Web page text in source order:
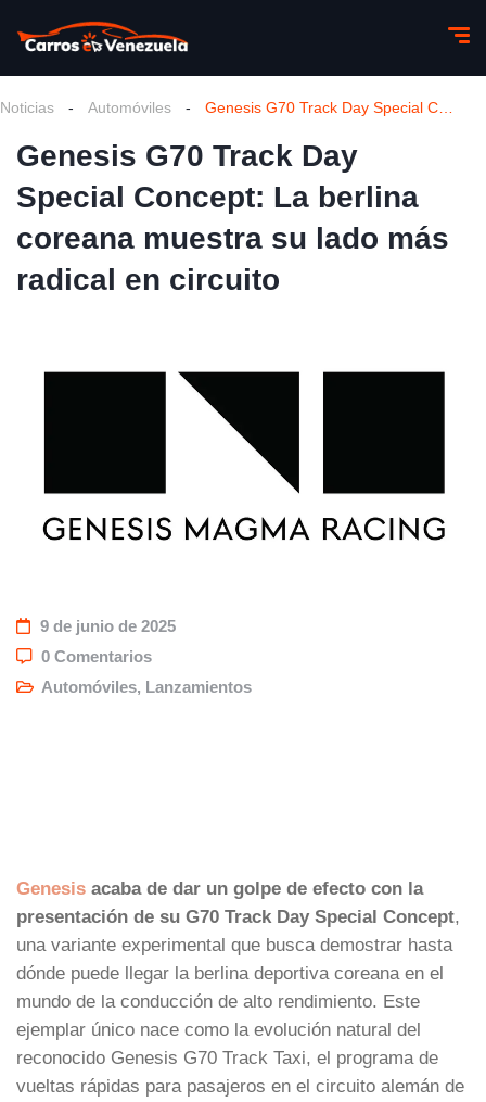
Noticias - Automóviles -
Genesis G70 Track Day
Special Concept: La berlina
coreana muestra su lado más
radical en circuito
9 de junio de 2025
0 Comentarios
Automóviles, Lanzamientos
Genesis acaba de dar un golpe de efecto con la
presentación de su G70 Track Day Special Concept,
una variante experimental que busca demostrar hasta
dónde puede llegar la berlina deportiva coreana en el
mundo de la conducción de alto rendimiento. Este
ejemplar único nace como la evolución natural del
reconocido Genesis G70 Track Taxi, el programa de
vueltas rápidas para pasajeros en el circuito alemán de